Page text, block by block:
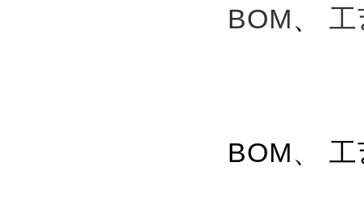
BOM、 工
BOM、